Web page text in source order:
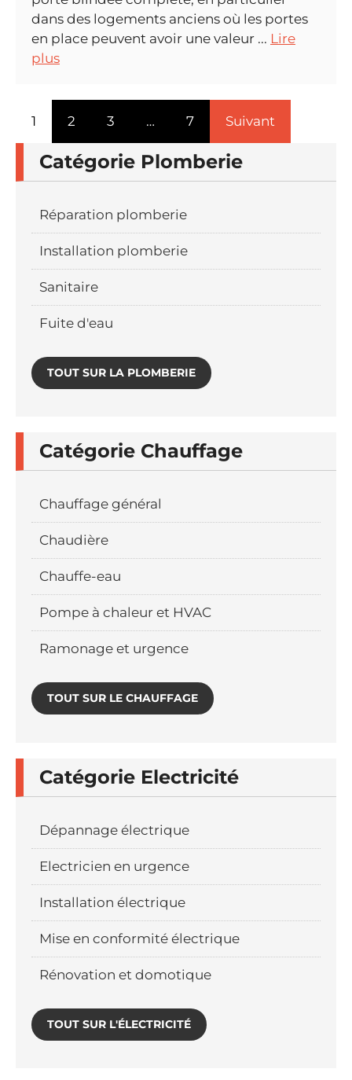
dans des logements anciens où les portes
en place peuvent avoir une valeur ... Lire
plus
1 2 3 … 7 Suivant
Catégorie Plomberie
Réparation plomberie
Installation plomberie
Sanitaire
Fuite d'eau
TOUT SUR LA PLOMBERIE
Catégorie Chauffage
Chauffage général
Chaudière
Chauffe-eau
Pompe à chaleur et HVAC
Ramonage et urgence
TOUT SUR LE CHAUFFAGE
Catégorie Electricité
Dépannage électrique
Electricien en urgence
Installation électrique
Mise en conformité électrique
Rénovation et domotique
TOUT SUR L'ÉLECTRICITÉ